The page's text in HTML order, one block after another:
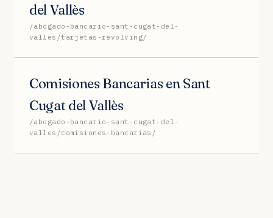
del Vallès
/abogado-bancario-sant-cugat-del-
valles/tarjetas-revolving/
Comisiones Bancarias en Sant
Cugat del Vallès
/abogado-bancario-sant-cugat-del-
valles/comisiones-bancarias/